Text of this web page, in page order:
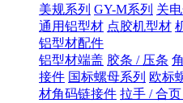
美规系列 GY-M系列 关
通用铝型材 点胶机型材
铝型材配件
铝型材端盖 胶条 / 压条
接件 国标螺母系列 欧标
材角码链接件 拉手 / 合